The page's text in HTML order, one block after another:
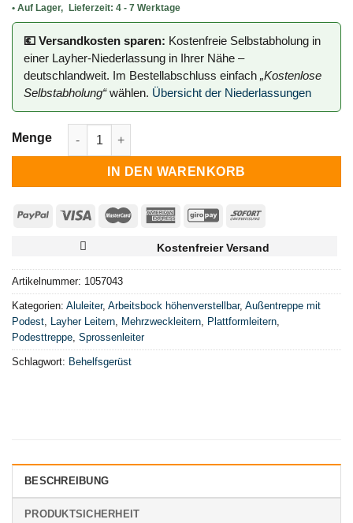
Lieferzeit: 4 - 7 Werktage
💶 Versandkosten sparen: Kostenfreie Selbstabholung in
einer Layher-Niederlassung in Ihrer Nähe –
deutschlandweit. Im Bestellabschluss einfach „Kostenlose
Selbstabholung“wählen. Übersicht der Niederlassungen
LE KOFFERRAUMLEITER 4X3 M. PLATTFORM Menge
IN DEN WARENKORB
Kostenfreier Versand
Artikelnummer: 1057043
Kategorien: Aluleiter, Arbeitsbock höhenverstellbar, Außentreppe mit
Podest, Layher Leitern, Mehrzweckleitern, Plattformleitern,
Podesttreppe, Sprossenleiter
Schlagwort: Behelfsgerüst
BESCHREIBUNG
PRODUKTSICHERHEIT